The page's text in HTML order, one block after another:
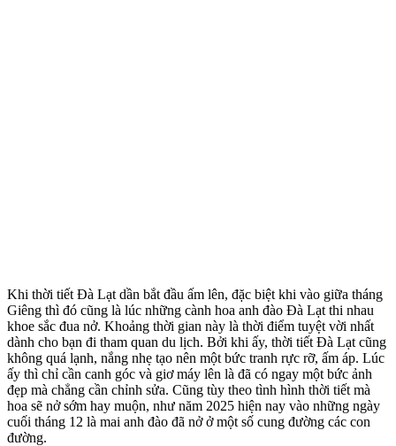
Khi thời tiết Đà Lạt dần bắt đầu ấm lên, đặc biệt khi vào giữa tháng
Giêng thì đó cũng là lúc những cành hoa anh đào Đà Lạt thi nhau
khoe sắc đua nở. Khoảng thời gian này là thời điểm tuyệt vời nhất
dành cho bạn đi tham quan du lịch. Bởi khi ấy, thời tiết Đà Lạt cũng
không quá lạnh, nắng nhẹ tạo nên một bức tranh rực rỡ, ấm áp. Lúc
ấy thì chỉ cần canh góc và giơ máy lên là đã có ngay một bức ảnh
đẹp mà chẳng cần chỉnh sửa. Cũng tùy theo tình hình thời tiết mà
hoa sẽ nở sớm hay muộn, như năm 2025 hiện nay vào những ngày
cuối tháng 12 là mai anh đào đã nở ở một số cung đường các con
đường.